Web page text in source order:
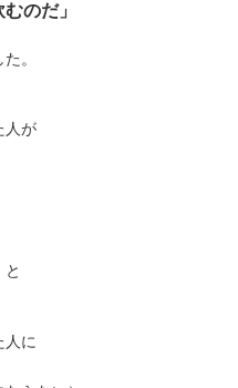
のだ」
。
人が
と
人に